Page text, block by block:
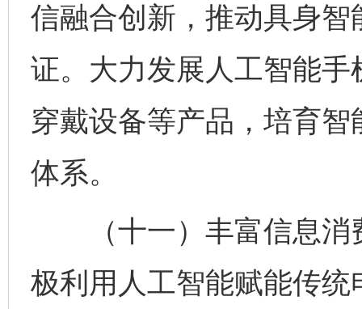
信融合创新，推动具身
证。大力发展人工智能
穿戴设备等产品，培育
体系。
（十一）丰富信息消
极利用人工智能赋能传